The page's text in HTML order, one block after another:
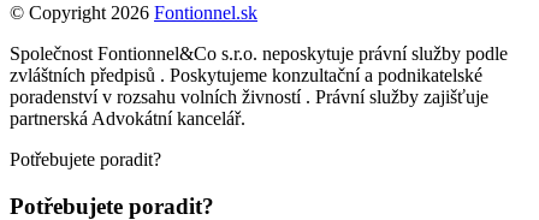
© Copyright 2026 Fontionnel.sk
Společnost Fontionnel&Co s.r.o. neposkytuje právní služby podle
zvláštních předpisů . Poskytujeme konzultační a podnikatelské
poradenství v rozsahu volních živností . Právní služby zajišťuje
partnerská Advokátní kancelář.
Potřebujete poradit?
Potřebujete poradit?